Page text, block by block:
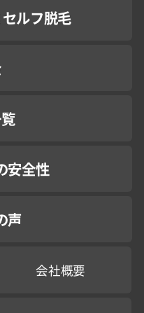
ルフ脱毛
安全性
声
会社概要